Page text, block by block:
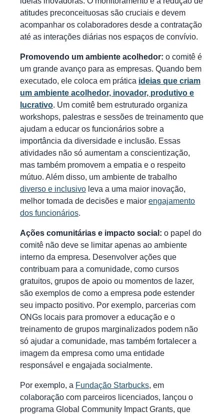
atitudes preconceituosas são cruciais e devem
acompanhar os colaboradores desde a contratação
até as interações diárias nos espaços de convívio.
Promovendo um ambiente acolhedor: o comitê é
um grande avanço para as empresas. Quando bem
executado, ele coloca em prática ideias que criam
um ambiente acolhedor, inovador, produtivo e
lucrativo. Um comitê bem estruturado organiza
workshops, palestras e sessões de treinamento que
ajudam a educar os funcionários sobre a
importância da diversidade e inclusão. Essas
atividades não só aumentam a conscientização,
mas também promovem a empatia e o respeito
mútuo. Além disso, um ambiente de trabalho
diverso e inclusivo leva a uma maior inovação,
melhor tomada de decisões e maior engajamento
dos funcionários.
Ações comunitárias e impacto social: o papel do
comitê não deve se limitar apenas ao ambiente
interno da empresa. Desenvolver ações que
contribuam para a comunidade, como cursos
gratuitos, grupos de apoio ou momentos de lazer,
são exemplos de como a empresa pode estender
seu impacto positivo. Por exemplo, parcerias com
ONGs locais para promover a educação e o
treinamento de grupos marginalizados podem não
só ajudar a comunidade, mas também fortalecer a
imagem da empresa como uma entidade
responsável e engajada socialmente.
Por exemplo, a Fundação Starbucks, em
colaboração com parceiros licenciados, lançou o
programa Global Community Impact Grants, que